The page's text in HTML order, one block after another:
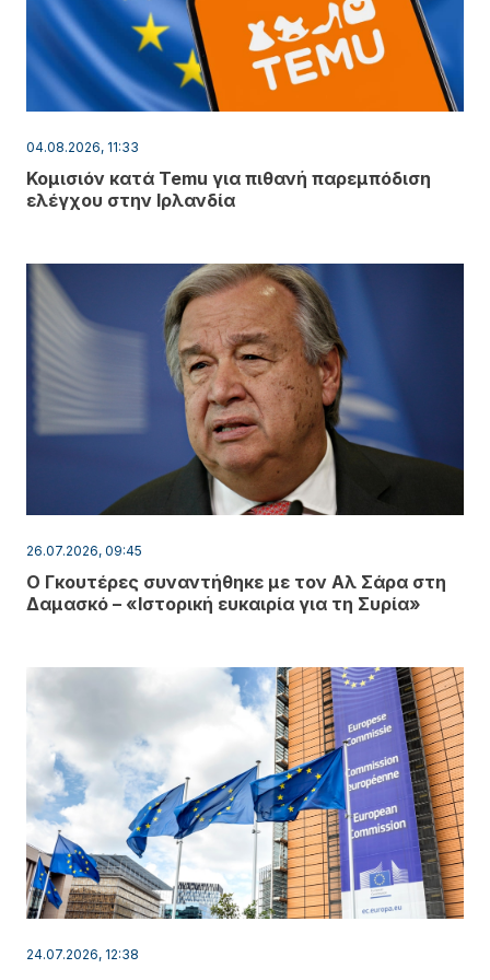
04.08.2026, 11:33
Κομισιόν κατά Temu για πιθανή παρεμπόδιση
ελέγχου στην Ιρλανδία
26.07.2026, 09:45
Ο Γκουτέρες συναντήθηκε με τον Αλ Σάρα στη
Δαμασκό – «Ιστορική ευκαιρία για τη Συρία»
24.07.2026, 12:38